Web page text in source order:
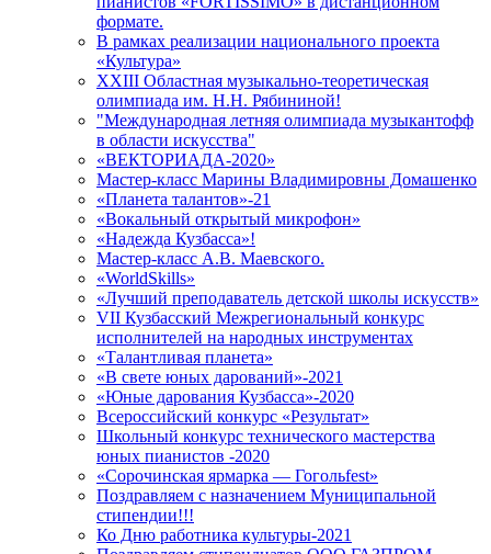
формате.
В рамках реализации национального проекта
«Культура»
XXIII Областная музыкально-теоретическая
олимпиада им. Н.Н. Рябининой!
"Международная летняя олимпиада музыкантофф
в области искусства"
«ВЕКТОРИАДА-2020»
Мастер-класс Марины Владимировны Домашенко
«Планета талантов»-21
«Вокальный открытый микрофон»
«Надежда Кузбасса»!
Мастер-класс А.В. Маевского.
«WorldSkills»
«Лучший преподаватель детской школы искусств»
VII Кузбасский Межрегиональный конкурс
исполнителей на народных инструментах
«Талантливая планета»
«В свете юных дарований»-2021
«Юные дарования Кузбасса»-2020
Всероссийский конкурс «Результат»
Школьный конкурс технического мастерства
юных пианистов -2020
«Сорочинская ярмарка — Гогольfest»
Поздравляем с назначением Муниципальной
стипендии!!!
Ко Дню работника культуры-2021